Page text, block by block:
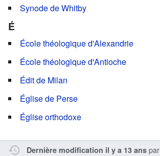
Synode de Whitby
É
École théologique d'Alexandrie
École théologique d'Antioche
Édit de Milan
Église de Perse
Église orthodoxe
Dernière modification il y a 13 anspar